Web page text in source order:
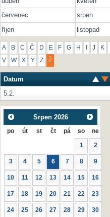
červenec
srpen
říjen
listopad
A B C Č D E F G H J K
V W X Y Z Ž
Datum
5.2.
Srpen 2026
po út st čt pá so ne
1 2
3 4 5 6 7 8 9
10 11 12 13 14 15 16
17 18 19 20 21 22 23
24 25 26 27 28 29 30